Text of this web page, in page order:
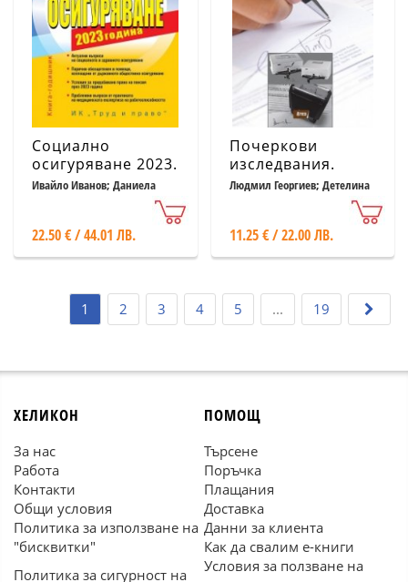
Социално
осигуряване 2023.
Книга-годишник
Ивайло Иванов; Даниела
22.50 € / 44.01 ЛВ.
Почеркови
изследвания.
Актуални щрихи
Людмил Георгиев; Детелина
11.25 € / 22.00 ЛВ.
1 2 3 4 5 ... 19
ХЕЛИКОН
За нас
Работа
Контакти
Общи условия
Политика за използване на
"бисквитки"
Политика за сигурност на
ПОМОЩ
Търсене
Поръчка
Плащания
Доставка
Данни за клиента
Как да свалим е-книги
Условия за ползване на